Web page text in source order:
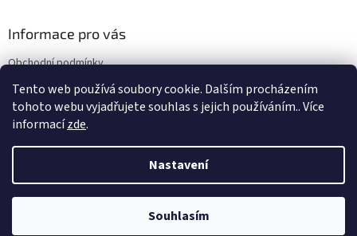
Tento web používá soubory cookie. Dalším procházením
tohoto webu vyjadřujete souhlas s jejich používáním.. Více
informacízde.
Nastavení
Souhlasím
Informace pro vás
Obchodní podmínky
Podmínky ochrany osobních údajů
Copyright 2026E-shop Zdravý život. Všechna práva vyhrazena.